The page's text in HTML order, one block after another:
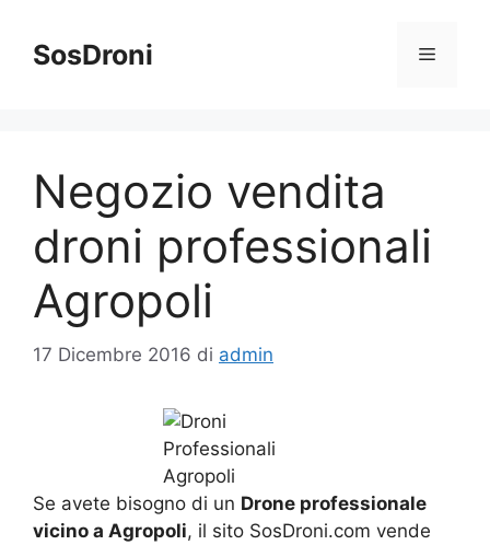
contenuto
SosDroni Menu
Negozio vendita
droni professionali
Agropoli
17 Dicembre 2016 di admin
Se avete bisogno di un Drone professionale
vicino a Agropoli, il sito SosDroni.com vende